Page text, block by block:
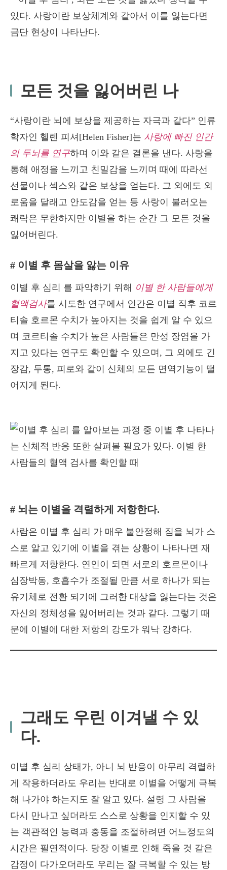
모든 것을 잃어버린 나
“사랑이란 뇌에 보상을 제공하는 자극과 같다” 인류
학자인 헬렌 피셔[Helen Fisher]는 사랑에 빠진 인간
의 두뇌를 연구하며 이와 같은 결론을 낸다. 사랑을
통해 애정을 느끼고 친밀감을 느끼며 때에 따라선
선물이나 섹스와 같은 보상을 얻는다. 그 외에도 외
로움을 달래고 안도감을 얻는 등 사랑이 불러오는
쾌락은 무한하지만 이별을 하는 순간 그 모든 것을
잃어버린다.
# 이별 후 몸살을 앓는 이유
이별 후 심리 를 파악하기 위해 이별 한 사람들에게
혈액검사를 시도한 연구에서 인간은 이별 직후 코르
티솔 호르몬 수치가 높아지는 것을 쉽게 알 수 있으
며 코르티솔 수치가 높은 사람들은 만성 장염을 가
지고 있다는 연구도 확인할 수 있으며, 그 외에도 긴
장감, 두통, 피로와 같이 신체의 모든 면역기능이 떨
어지게 된다.
# 뇌는 이별을 격렬하게 저항한다.
사람은 이별 후 심리 가 매우 불안정해 짐을 뇌가 스
스로 알고 있기에 이별을 겪는 상황이 나타나면 재
빠르게 저항한다. 연인이 되면 서로의 호르몬이나
심장박동, 호흡수가 조절될 만큼 서로 하나가 되는
유기체로 전환 되기에 그러한 대상을 잃는다는 것은
자신의 정체성을 잃어버리는 것과 같다. 그렇기 때
문에 이별에 대한 저항의 강도가 워낙 강하다.
그래도 우린 이겨낼 수 있
다.
이별 후 심리 상태가, 아니 뇌 반응이 아무리 격렬하
게 작용하더라도 우리는 반대로 이별을 어떻게 극복
해 나가야 하는지도 잘 알고 있다. 설령 그 사람을
다시 만나고 싶더라도 스스로 상황을 인지할 수 있
는 객관적인 능력과 충동을 조절하려면 어느정도의
시간은 필연적이다. 당장 이별로 인해 죽을 것 같은
감정이 다가오더라도 우리는 잘 극복할 수 있는 방